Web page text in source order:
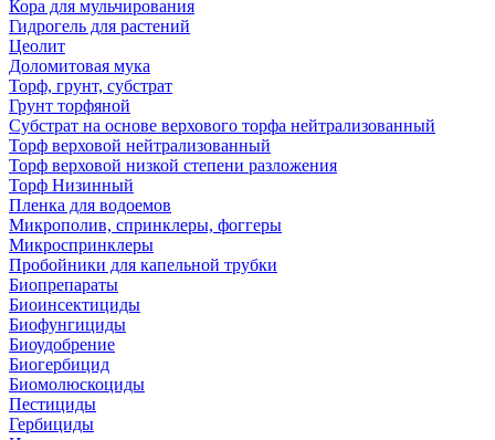
Кора для мульчирования
Гидрогель для растений
Цеолит
Доломитовая мука
Торф, грунт, субстрат
Грунт торфяной
Субстрат на основе верхового торфа нейтрализованный
Торф верховой нейтрализованный
Торф верховой низкой степени разложения
Торф Низинный
Пленка для водоемов
Микрополив, спринклеры, фоггеры
Микроспринклеры
Пробойники для капельной трубки
Биопрепараты
Биоинсектициды
Биофунгициды
Биоудобрение
Биогербицид
Биомолюскоциды
Пестициды
Гербициды